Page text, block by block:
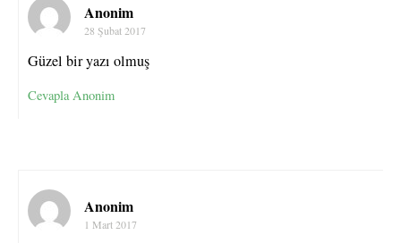
Anonim
28 Şubat 2017
Güzel bir yazı olmuş
Cevapla Anonim
Anonim
1 Mart 2017